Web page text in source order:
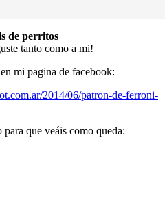
de perritos
tanto como a mi!
mi pagina de facebook:
2014/06/patron-de-ferroni-
que veáis como queda: